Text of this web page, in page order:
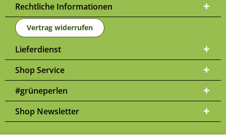
Rechtliche Informationen
Vertrag widerrufen
Lieferdienst
Shop Service
#grüneperlen
Shop Newsletter